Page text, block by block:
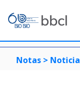
Notas > Noticia